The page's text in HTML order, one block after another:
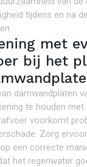
tijdens en na
met
bij het
damwandplaten
te houden
voorkomt
Zorg
een correcte
het regenwater